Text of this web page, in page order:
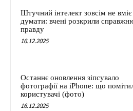
Штучний інтелект зовсім не вміє
думати: вчені розкрили
правду
16.12.2025
Останнє оновлення зіпсувало
фотографії на iPhone: що
користувачі (фото)
16.12.2025